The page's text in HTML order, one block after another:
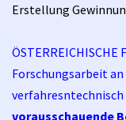
Erstellung
ÖSTERREICHISCHE
Forschungsarbeit
vorausschauende